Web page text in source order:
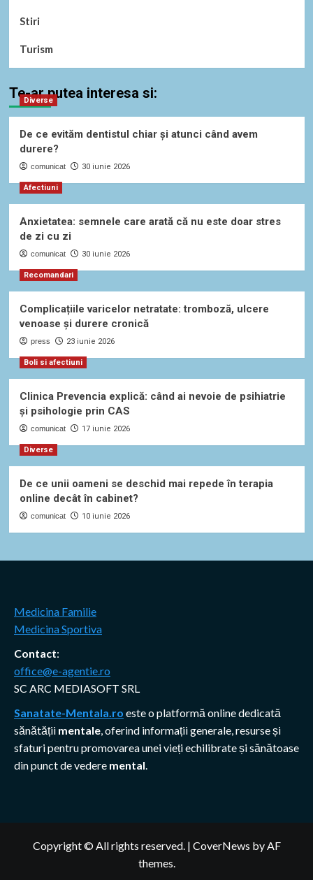
Stiri
Turism
Te-ar putea interesa si:
Diverse
De ce evităm dentistul chiar și atunci când avem
durere?
comunicat 30 iunie 2026
Afectiuni
Anxietatea: semnele care arată că nu este doar stres
de zi cu zi
comunicat 30 iunie 2026
Recomandari
Complicațiile varicelor netratate: tromboză, ulcere
venoase și durere cronică
press 23 iunie 2026
Boli si afectiuni
Clinica Prevencia explică: când ai nevoie de psihiatrie
și psihologie prin CAS
comunicat 17 iunie 2026
Diverse
De ce unii oameni se deschid mai repede în terapia
online decât în cabinet?
comunicat 10 iunie 2026
Medicina Familie
Medicina Sportiva
Contact:
office@e-agentie.ro
SC ARC MEDIASOFT SRL
Sanatate-Mentala.ro este o platformă online dedicată
sănătății mentale, oferind informații generale, resurse și
sfaturi pentru promovarea unei vieți echilibrate și sănătoase
din punct de vedere mental.
Copyright © All rights reserved. | CoverNews by AF
themes.